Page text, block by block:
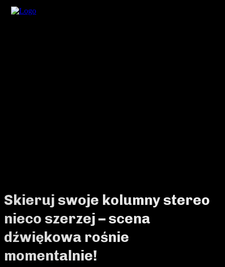
Skieruj swoje kolumny stereo
nieco szerzej – scena
dźwiękowa rośnie
momentalnie!